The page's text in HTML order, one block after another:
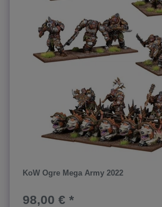
KoW Ogre Mega Army 2022
98,00 € *